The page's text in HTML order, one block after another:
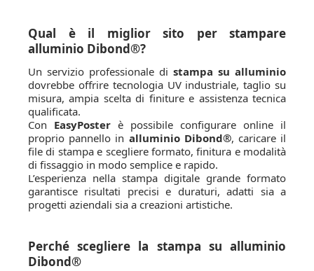
Qual è il miglior sito per stampare
alluminio Dibond®?
Un servizio professionale di stampa su alluminio
dovrebbe offrire tecnologia UV industriale, taglio su
misura, ampia scelta di finiture e assistenza tecnica
qualificata.
Con EasyPoster è possibile configurare online il
proprio pannello in alluminio Dibond®, caricare il
file di stampa e scegliere formato, finitura e modalità
di fissaggio in modo semplice e rapido.
L’esperienza nella stampa digitale grande formato
garantisce risultati precisi e duraturi, adatti sia a
progetti aziendali sia a creazioni artistiche.
Perché scegliere la stampa su alluminio
Dibond®